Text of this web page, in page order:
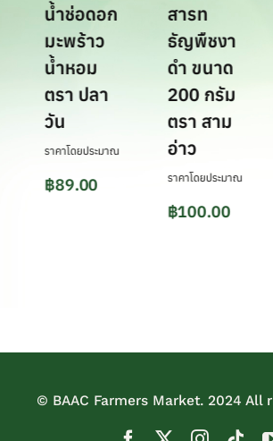
น้ำช่อดอก
มะพร้าว
น้ำหอม
ตรา ปลา
วัน
ราคาโดยประมาณ
฿89.00
สารท
ธัญพืชงา
ดำ ขนาด
200 กรัม
ตรา สาม
อ่าว
ราคาโดยประมาณ
฿100.00
© BAAC Farmers Market. 2024 All